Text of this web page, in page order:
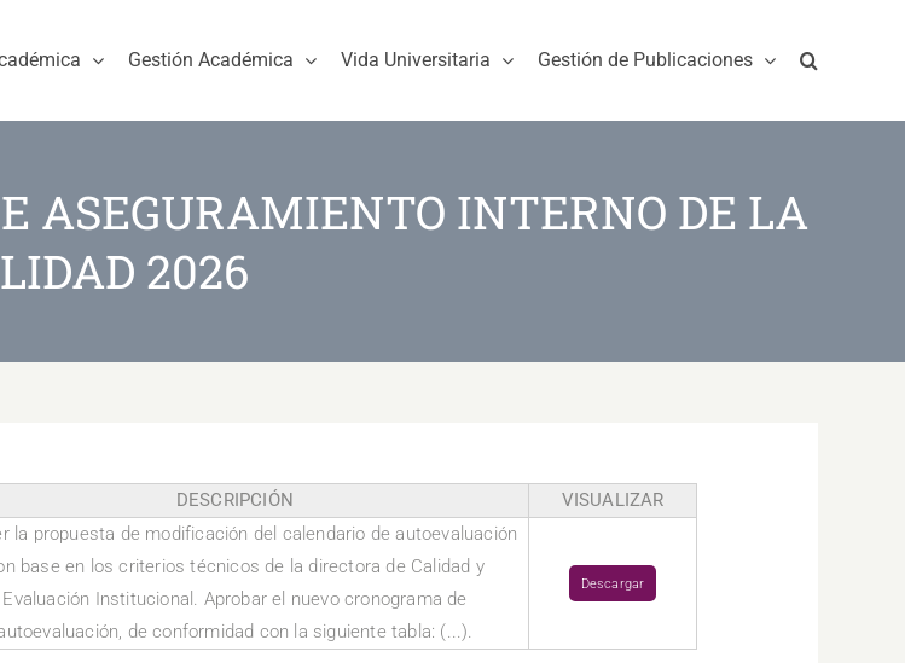
Gestión Académica Vida Universitaria Gestión de Publicaciones
ASEGURAMIENTO INTERNO DE LA
2026
DESCRIPCIÓN VISUALIZAR
la propuesta de modificación del calendario de autoevaluación
base en los criterios técnicos de la directora de Calidad y
Evaluación Institucional. Aprobar el nuevo cronograma de
de conformidad con la siguiente tabla: (...).
Descargar